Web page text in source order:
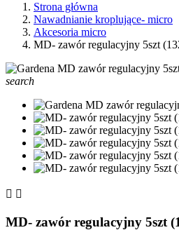
Strona główna
Nawadnianie kroplujące- micro
Akcesoria micro
MD- zawór regulacyjny 5szt
search
 
MD- zawór regulacyjny 5szt